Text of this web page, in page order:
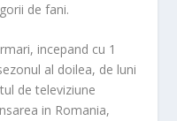
de fani.
incepand cu 1
al doilea, de luni
de televiziune
in Romania,